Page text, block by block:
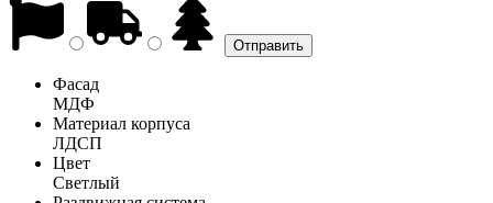
Фасад
МДФ
Материал корпуса
ЛДСП
Цвет
Светлый